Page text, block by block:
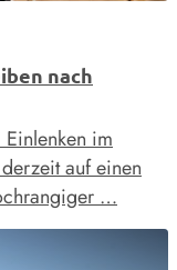
nach
im
auf einen
…